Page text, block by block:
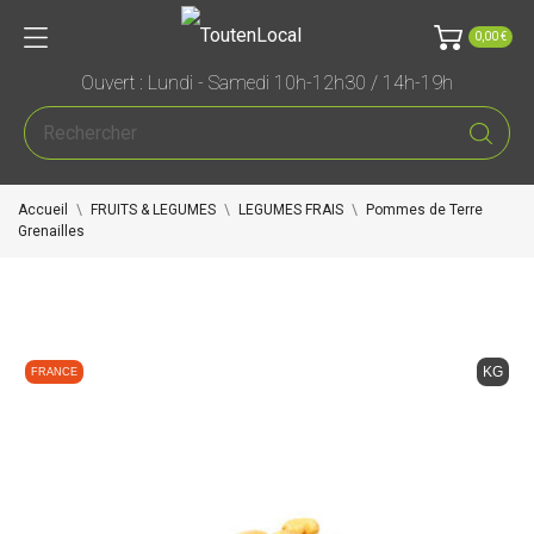
0,00 €
Ouvert : Lundi - Samedi 10h-12h30 / 14h-19h
Accueil FRUITS & LEGUMES LEGUMES FRAIS
Pommes de Terre
Grenailles
FRANCE KG